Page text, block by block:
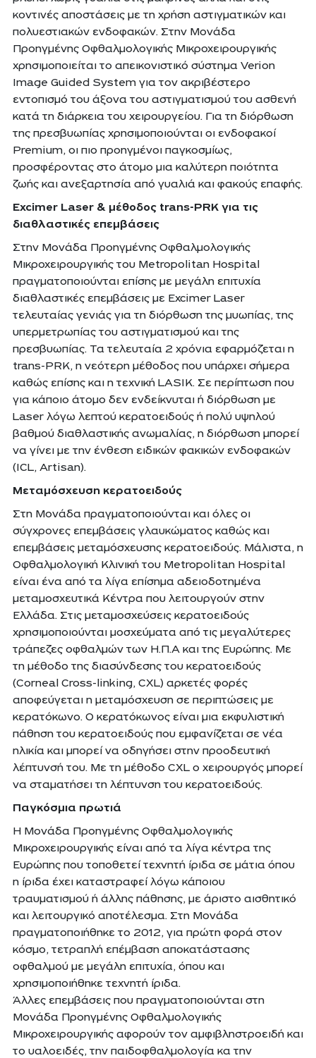
κοντινές αποστάσεις με τη χρήση αστιγματικών και
πολυεστιακών ενδοφακών. Στην Μονάδα
Προηγμένης Οφθαλμολογικής Μικροχειρουργικής
χρησιμοποιείται το απεικονιστικό σύστημα Verion
Image Guided System για τον ακριβέστερο
εντοπισμό του άξονα του αστιγματισμού του ασθενή
κατά τη διάρκεια του χειρουργείου. Για τη διόρθωση
της πρεσβυωπίας χρησιμοποιούνται οι ενδοφακοί
Premium, οι πιο προηγμένοι παγκοσμίως,
προσφέροντας στο άτομο μια καλύτερη ποιότητα
ζωής και ανεξαρτησία από γυαλιά και φακούς επαφής.
Excimer Laser & μέθοδος trans-PRK για τις
διαθλαστικές επεμβάσεις
Στην Μονάδα Προηγμένης Οφθαλμολογικής
Μικροχειρουργικής του Metropolitan Hospital
πραγματοποιούνται επίσης με μεγάλη επιτυχία
διαθλαστικές επεμβάσεις με Excimer Laser
τελευταίας γενιάς για τη διόρθωση της μυωπίας, της
υπερμετρωπίας του αστιγματισμού και της
πρεσβυωπίας. Τα τελευταία 2 χρόνια εφαρμόζεται η
trans-PRK, η νεότερη μέθοδος που υπάρχει σήμερα
καθώς επίσης και η τεχνική LASIK. Σε περίπτωση που
για κάποιο άτομο δεν ενδείκνυται ή διόρθωση με
Laser λόγω λεπτού κερατοειδούς ή πολύ υψηλού
βαθμού διαθλαστικής ανωμαλίας, η διόρθωση μπορεί
να γίνει με την ένθεση ειδικών φακικών ενδοφακών
(ICL, Artisan).
Μεταμόσχευση κερατοειδούς
Στη Μονάδα πραγματοποιούνται και όλες οι
σύγχρονες επεμβάσεις γλαυκώματος καθώς και
επεμβάσεις μεταμόσχευσης κερατοειδούς. Μάλιστα, η
Οφθαλμολογική Κλινική του Metropolitan Hospital
είναι ένα από τα λίγα επίσημα αδειοδοτημένα
μεταμοσχευτικά Κέντρα που λειτουργούν στην
Ελλάδα. Στις μεταμοσχεύσεις κερατοειδούς
χρησιμοποιούνται μοσχεύματα από τις μεγαλύτερες
τράπεζες οφθαλμών των Η.Π.Α και της Ευρώπης. Με
τη μέθοδο της διασύνδεσης του κερατοειδoύς
(Corneal Cross-linking, CXL) αρκετές φορές
αποφεύγεται η μεταμόσχευση σε περιπτώσεις με
κερατόκωνο. Ο κερατόκωνος είναι μια εκφυλιστική
πάθηση του κερατοειδούς που εμφανίζεται σε νέα
ηλικία και μπορεί να οδηγήσει στην προοδευτική
λέπτυνσή του. Με τη μέθοδο CXL ο χειρουργός μπορεί
να σταματήσει τη λέπτυνση του κερατοειδούς.
Παγκόσμια πρωτιά
Η Μονάδα Προηγμένης Οφθαλμολογικής
Μικροχειρουργικής είναι από τα λίγα κέντρα της
Ευρώπης που τοποθετεί τεχνητή ίριδα σε μάτια όπου
η ίριδα έχει καταστραφεί λόγω κάποιου
τραυματισμού ή άλλης πάθησης, με άριστο αισθητικό
και λειτουργικό αποτέλεσμα. Στη Μονάδα
πραγματοποιήθηκε το 2012, για πρώτη φορά στον
κόσμο, τετραπλή επέμβαση αποκατάστασης
οφθαλμού με μεγάλη επιτυχία, όπου και
χρησιμοποιήθηκε τεχνητή ίριδα.
Άλλες επεμβάσεις που πραγματοποιούνται στη
Μονάδα Προηγμένης Οφθαλμολογικής
Μικροχειρουργικής αφορούν τον αμφιβληστροειδή και
το υαλοειδές, την παιδοφθαλμολογία κα την